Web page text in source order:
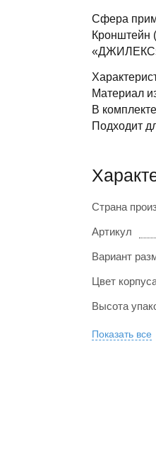
Сфера
Кронштейн
Материал
В
Подходит
Страна
Артикул
Вариант
Цвет
Высота
Показать все